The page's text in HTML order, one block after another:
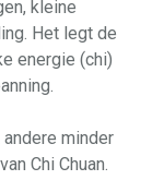
kleine
Het legt de
energie (chi)
minder
Chi Chuan.